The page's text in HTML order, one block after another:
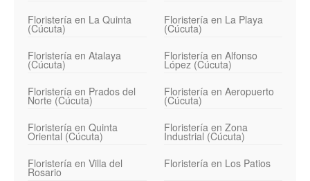
Floristería en La Quinta
(Cúcuta)
Floristería en La Playa
(Cúcuta)
Floristería en Atalaya
(Cúcuta)
Floristería en Alfonso
López (Cúcuta)
Floristería en Prados del
Norte (Cúcuta)
Floristería en Aeropuerto
(Cúcuta)
Floristería en Quinta
Oriental (Cúcuta)
Floristería en Zona
Industrial (Cúcuta)
Floristería en Villa del
Rosario
Floristería en Los Patios